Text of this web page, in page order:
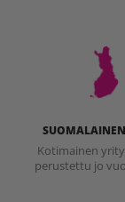
Kotimainen
perustettu jo